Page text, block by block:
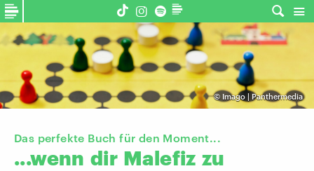
© Imago | Panthermedia
Das perfekte Buch für den Moment...
...wenn dir Malefiz zu